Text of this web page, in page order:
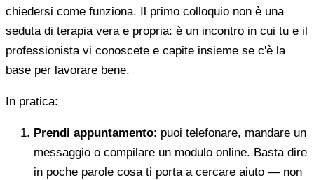
chiedersi come funziona. Il primo colloquio non è una
seduta di terapia vera e propria: è un incontro in cui tu e il
professionista vi conoscete e capite insieme se c'è la
base per lavorare bene.
In pratica:
Prendi appuntamento: puoi telefonare, mandare un
messaggio o compilare un modulo online. Basta dire
in poche parole cosa ti porta a cercare aiuto — non